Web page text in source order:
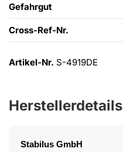
Gefahrgut
Cross-Ref-Nr.
Artikel-Nr. S-4919DE
Herstellerdetails
Stabilus GmbH